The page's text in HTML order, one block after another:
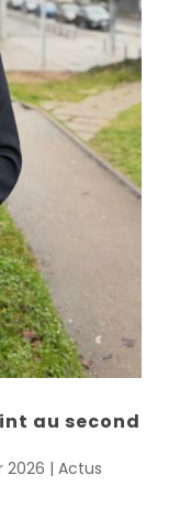
au second
2026 | Actus